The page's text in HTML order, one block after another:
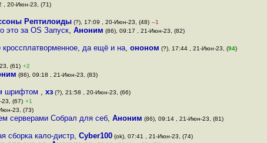
, 20-Июн-23, (71)
Рептилоиды (?), 17:09 , 20-Июн-23, (48) –1
это за OS Запуск, Аноним (86), 09:17 , 21-Июн-23, (82)
да ещё и на, ононом (?), 17:44 , 21-Июн-23, (94)
(61) +2
(86), 09:18 , 21-Июн-23, (83)
шрифтом , хз (?), 21:58 , 20-Июн-23, (66)
(67) +1
23, (73)
серверами Собрал для себ, Аноним (86), 09:14 , 21-Июн-23, (81)
сборка кало-дистр, Cyber100 (ok), 07:41 , 21-Июн-23, (74)